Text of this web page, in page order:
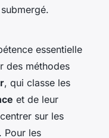
essentielle
des méthodes
, qui classe les
et de leur
sur les
Pour les